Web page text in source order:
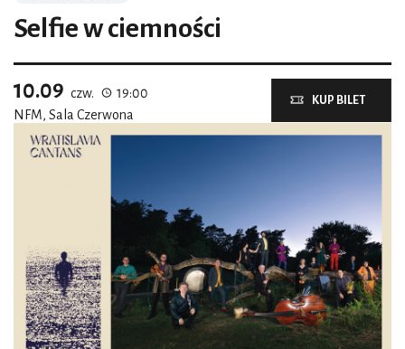
Selfie w ciemności
10.09 czw.
19:00
NFM, Sala Czerwona
KUP BILET